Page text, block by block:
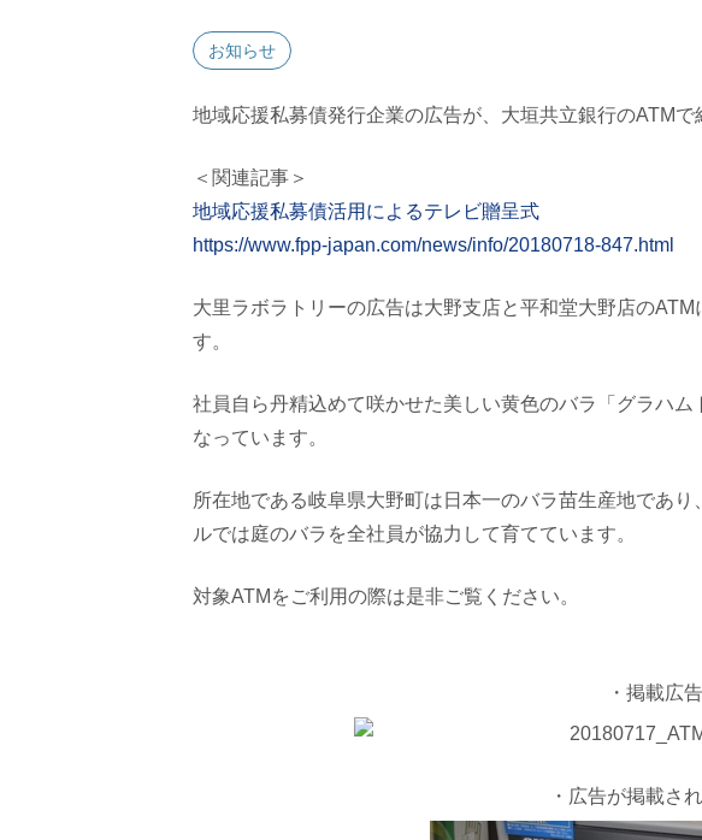
お知らせ
地域応援私募債発行企業の広告が、大垣共立銀行のATMで
＜関連記事＞
地域応援私募債活用によるテレビ贈呈式
https://www.fpp-japan.com/news/info/20180718-847.html
大里ラボラトリーの広告は大野支店と平和堂大野店の
す。
社員自ら丹精込めて咲かせた美しい黄色のバラ「グラハ
なっています。
所在地である岐阜県大野町は日本一のバラ苗生産地であ
ルでは庭のバラを全社員が協力して育てています。
対象ATMをご利用の際は是非ご覧ください。
・掲載広告
・広告が掲載さ